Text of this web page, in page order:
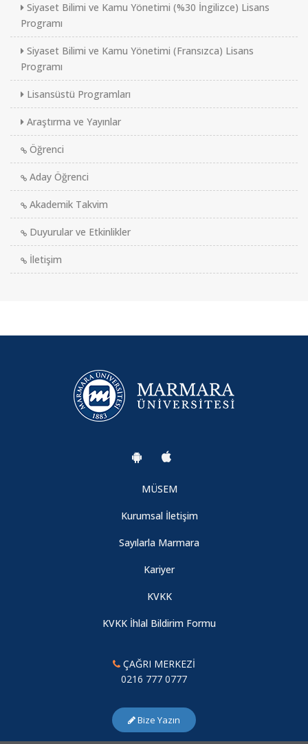
Siyaset Bilimi ve Kamu Yönetimi (%30 İngilizce) Lisans
Programı
Siyaset Bilimi ve Kamu Yönetimi (Fransızca) Lisans
Programı
Lisansüstü Programları
Araştırma ve Yayınlar
Öğrenci
Aday Öğrenci
Akademik Takvim
Duyurular ve Etkinlikler
İletişim
MÜSEM
Kurumsal İletişim
Sayılarla Marmara
Kariyer
KVKK
KVKK İhlal Bildirim Formu
ÇAĞRI MERKEZİ
0216 777 0777
Bize Yazın